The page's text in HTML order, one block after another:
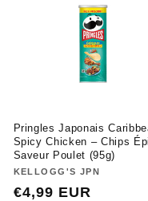
Pringles Japonais
Spicy Chicken – Chips
Saveur Poulet (95g)
Fournisseur :
KELLOGG'S JPN
Prix
€4,99 EUR